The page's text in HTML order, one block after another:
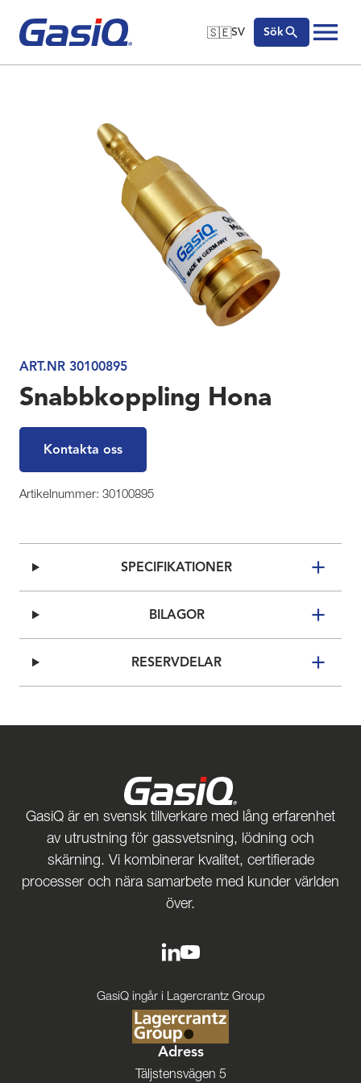
Hoppa till innehåll
🇸🇪SV
🇬🇧English
Sök
ART.NR 30100895
Snabbkoppling Hona
Kontakta oss
Artikelnummer: 30100895
SPECIFIKATIONER
BILAGOR
RESERVDELAR
GasiQ är en svensk tillverkare med lång erfarenhet
av utrustning för gassvetsning, lödning och
skärning. Vi kombinerar kvalitet, certifierade
processer och nära samarbete med kunder världen
över.
GasiQ ingår i Lagercrantz Group
Adress
Täljstensvägen 5